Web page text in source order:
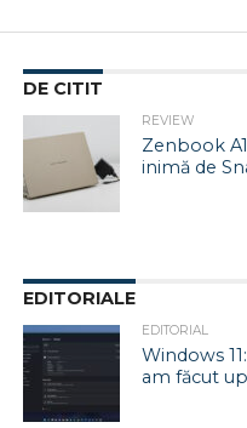
DE CITIT
REVIEW
Zenbook
inimă de
EDITORIALE
EDITORIAL
Windows
am făcut